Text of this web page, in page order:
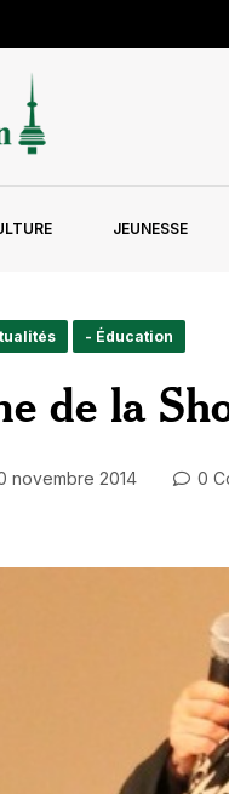
JEUNESSE
- Éducation
de la
novembre 2014 0